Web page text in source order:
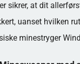
sikrer, at dit
uanset hvilken
minestryger